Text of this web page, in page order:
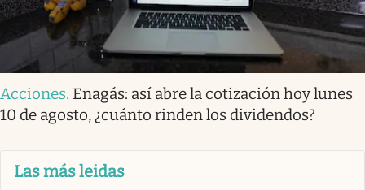
Acciones. Enagás: así abre la cotización hoy lunes
10 de agosto, ¿cuánto rinden los dividendos?
Las más leidas